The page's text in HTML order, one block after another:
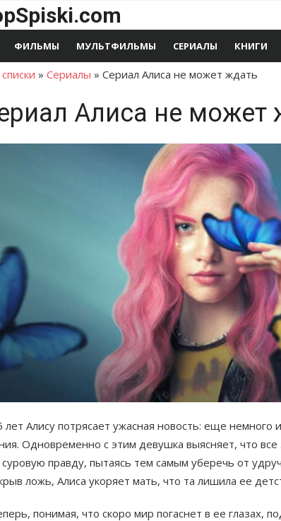
ФИЛЬМЫ МУЛЬТФИЛЬМЫ СЕРИАЛЫ КНИГИ
» Сериалы » Сериал Алиса не может ждать
Алиса не может
лет Алису потрясает ужасная новость: еще немного
Одновременно с этим девушка выясняет, что все
правду, пытаясь тем самым уберечь от
ложь, Алиса укоряет мать, что та лишила ее
понимая, что скоро мир погаснет в ее глазах,